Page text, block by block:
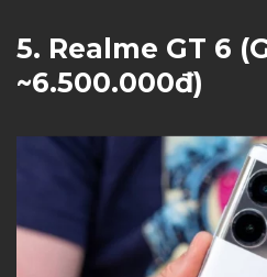
5. Realme GT 6
~6.500.000đ)